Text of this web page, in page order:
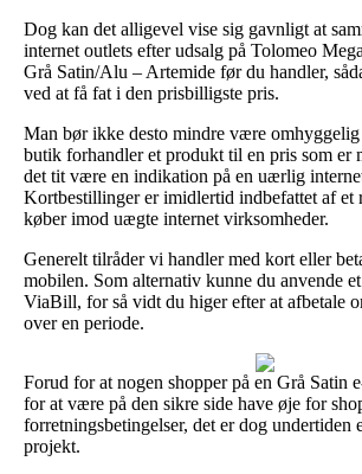
Dog kan det alligevel vise sig gavnligt at
internet outlets efter udsalg på Tolomeo
Grå Satin/Alu – Artemide før du handler,
ved at få fat i den prisbilligste pris.
Man bør ikke desto mindre være omhyggelig
butik forhandler et produkt til en pris som er
det tit være en indikation på en uærlig
Kortbestillinger er imidlertid indbefattet af et
køber imod uægte internet virksomheder.
Generelt tilråder vi handler med kort eller
mobilen. Som alternativ kunne du anvende
ViaBill, for så vidt du higer efter at afbetale
over en periode.
Forud for at nogen shopper på en Grå Satin
for at være på den sikre side have øje for
forretningsbetingelser, det er dog undertiden
projekt.